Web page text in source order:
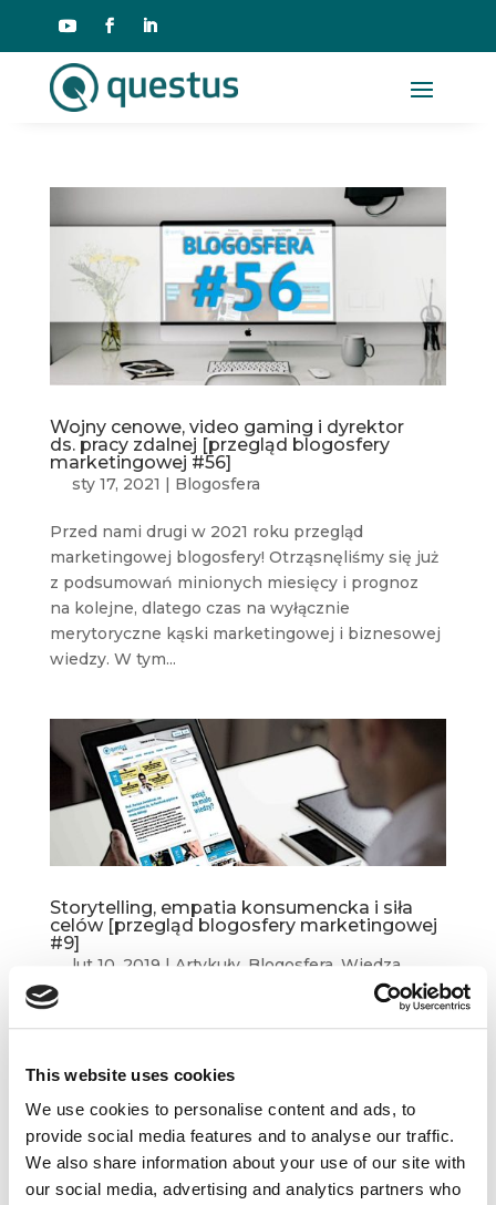
This website uses cookies
We use cookies to personalise content and ads, to
provide social media features and to analyse our traffic.
We also share information about your use of our site with
our social media, advertising and analytics partners who
Wojny cenowe, video gaming i dyrektor
ds. pracy zdalnej [przegląd blogosfery
marketingowej #56]
sty 17, 2021 | Blogosfera
Przed nami drugi w 2021 roku przegląd
marketingowej blogosfery! Otrząsnęliśmy się już
z podsumowań minionych miesięcy i prognoz
na kolejne, dlatego czas na wyłącznie
merytoryczne kąski marketingowej i biznesowej
wiedzy. W tym...
Storytelling, empatia konsumencka i siła
celów [przegląd blogosfery marketingowej
#9]
lut 10, 2019 | Artykuły, Blogosfera, Wiedza
Czas na kolejny przegląd najbardziej
z Bloga Jacka Kotarbińskiego, Hotjar Blog,
Disruptive Advertising czy Mention. Inspirującej
lektury! ...